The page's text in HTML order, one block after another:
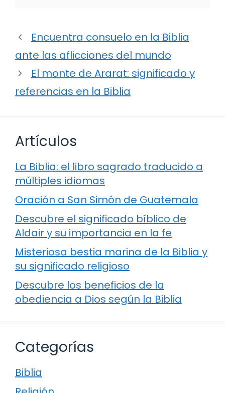
Encuentra consuelo en la Biblia
ante las aflicciones del mundo
El monte de Ararat: significado y
referencias en la Biblia
Artículos
La Biblia: el libro sagrado traducido a
múltiples idiomas
Oración a San Simón de Guatemala
Descubre el significado bíblico de
Aldair y su importancia en la fe
Misteriosa bestia marina de la Biblia y
su significado religioso
Descubre los beneficios de la
obediencia a Dios según la Biblia
Categorías
Biblia